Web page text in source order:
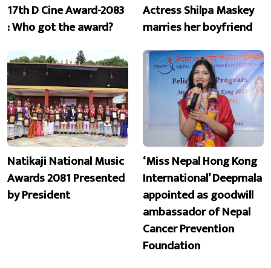
17th D Cine Award-2083
: Who got the award?
Actress Shilpa Maskey
marries her boyfriend
Natikaji National Music
Awards 2081 Presented
by President
‘Miss Nepal Hong Kong
International’ Deepmala
appointed as goodwill
ambassador of Nepal
Cancer Prevention
Foundation